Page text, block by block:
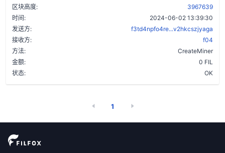
区块高度:
3967639
时间:
2024-06-02 13:39:30
发送方:
f3td4npfo4re...v2hkcszjyaga
接收方:
f04
方法:
CreateMiner
金额:
0 FIL
状态:
OK
1